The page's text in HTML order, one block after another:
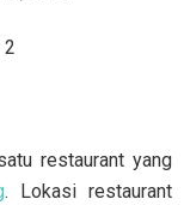
2
restaurant yang
. Lokasi restaurant